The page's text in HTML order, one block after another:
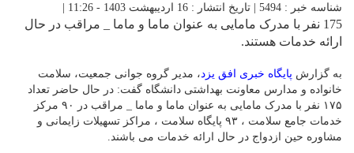
شناسه خبر : 5494 | تاریخ انتشار : 16 اردیبهشت 1403 - 11:26 |
175 نفر با مدرک مامایی به عنوان ماما و ماما _ مراقب در حال
ارائه خدمات هستند.
به گزارش پایگاه خبری افق یزد ، مدیر گروه جوانی جمعیت، سلامت
خانواده و مدارس معاونت بهداشتی دانشگاه گفت: در حال حاضر تعداد
۱۷۵ نفر با مدرک مامایی به عنوان ماما و ماما _ مراقب در ۹۰ مرکز
خدمات جامع سلامت ، ۹۳ پایگاه سلامت ، مراکز تسهیلات زایمانی و
مشاوره حین ازدواج در حال ارائه خدمات می باشند.